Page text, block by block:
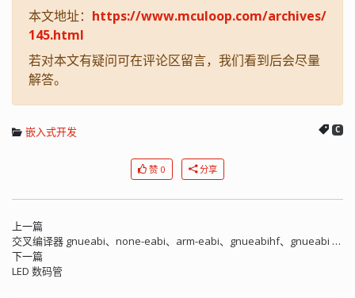
本文地址： https://www.mculoop.com/archives/
145.html
若对本文有疑问可在评论区留言，我们看到后会尽量
解答。
嵌入式开发 C
赞 0 分享
上一篇
交叉编译器 gnueabi、none-eabi、arm-eabi、gnueabihf、gnueabi 的区别
下一篇
LED 数码管